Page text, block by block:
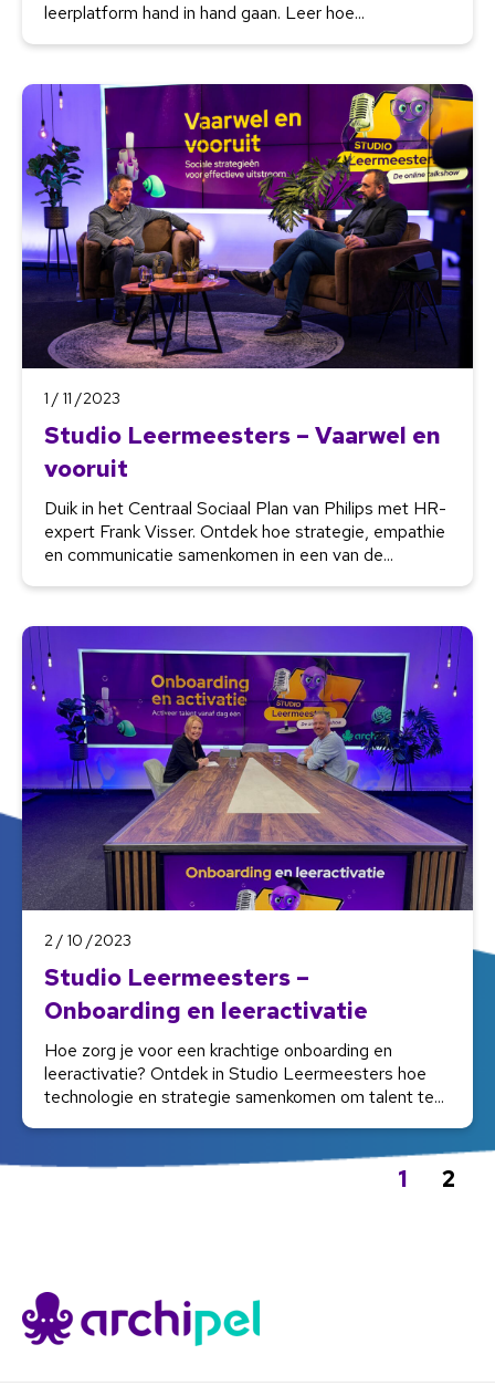
leerplatform hand in hand gaan. Leer hoe...
1 / 11 /2023
Studio Leermeesters – Vaarwel en
vooruit
Duik in het Centraal Sociaal Plan van Philips met HR-
expert Frank Visser. Ontdek hoe strategie, empathie
en communicatie samenkomen in een van de...
2 / 10 /2023
Studio Leermeesters –
Onboarding en leeractivatie
Hoe zorg je voor een krachtige onboarding en
leeractivatie? Ontdek in Studio Leermeesters hoe
technologie en strategie samenkomen om talent te...
1 2